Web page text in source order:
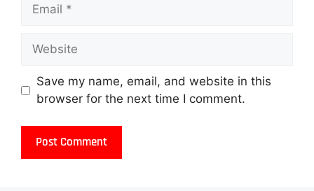
Save my name, email, and website in this
browser for the next time I comment.